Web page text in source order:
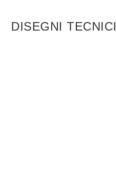
DISEGNI TECNICI